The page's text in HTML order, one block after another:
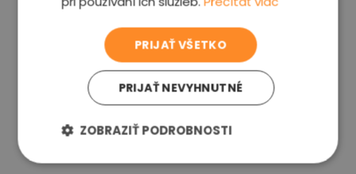
voľba
Garancia spokojnosti
Pokiaľ nebudete s našou prácou spokojní,
PRIJAŤ VŠETKO
PRIJAŤ NEVYHNUTNÉ
ZOBRAZIŤ PODROBNOSTI